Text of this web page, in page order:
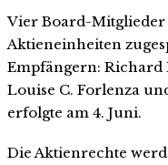
Vier Board-Mitglieder
Aktieneinheiten
Empfängern: Richard
Louise C. Forlenza
erfolgte am 4. Juni.
Die Aktienrechte